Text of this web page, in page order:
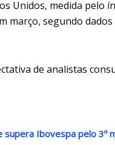
Unidos, medida pelo
março, segundo
de analistas
supera Ibovespa pelo 3º